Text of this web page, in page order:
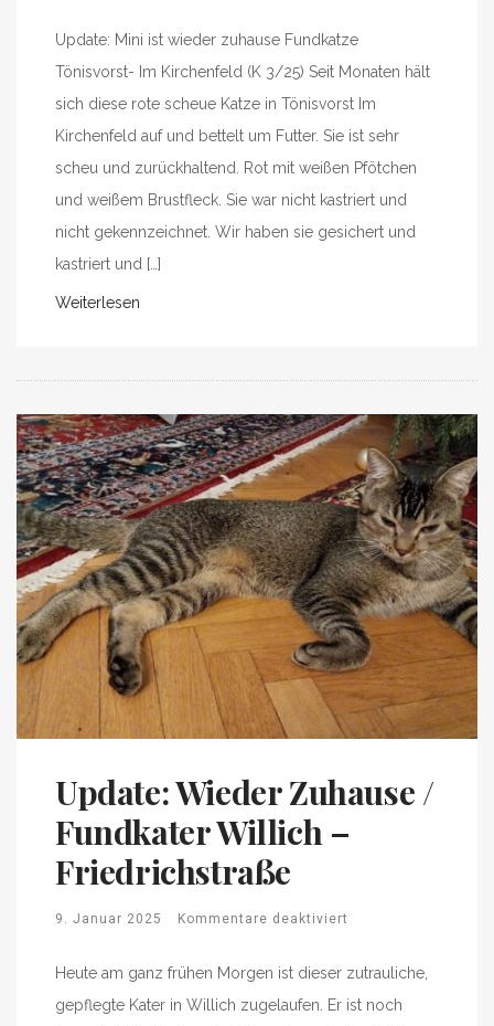
Update: Mini ist wieder zuhause Fundkatze
Tönisvorst- Im Kirchenfeld (K 3/25) Seit Monaten hält
sich diese rote scheue Katze in Tönisvorst Im
Kirchenfeld auf und bettelt um Futter. Sie ist sehr
scheu und zurückhaltend. Rot mit weißen Pfötchen
und weißem Brustfleck. Sie war nicht kastriert und
nicht gekennzeichnet. Wir haben sie gesichert und
kastriert und […]
Weiterlesen
Update: Wieder Zuhause /
Fundkater Willich –
Friedrichstraße
9. Januar 2025 Kommentare deaktiviert
Heute am ganz frühen Morgen ist dieser zutrauliche,
gepflegte Kater in Willich zugelaufen. Er ist noch